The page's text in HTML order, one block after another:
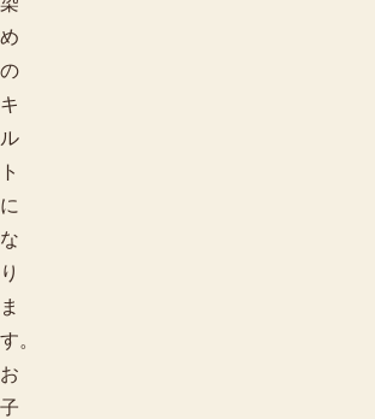
め
の
キ
ル
ト
に
な
り
ま
す。
お
子